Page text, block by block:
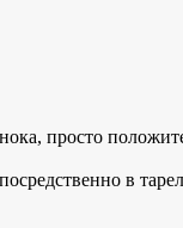
просто
в